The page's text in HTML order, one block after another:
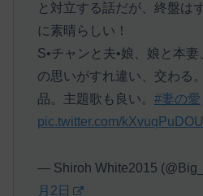
と対立する話だが、終盤は
に素晴らしい！
S•チャンと夫•娘、娘と本
の思いがすれ違い、交わる
品。主題歌も良い。 #妻の愛
pic.twitter.com/kXvuqPuDOU
— Shiroh White2015
月2日